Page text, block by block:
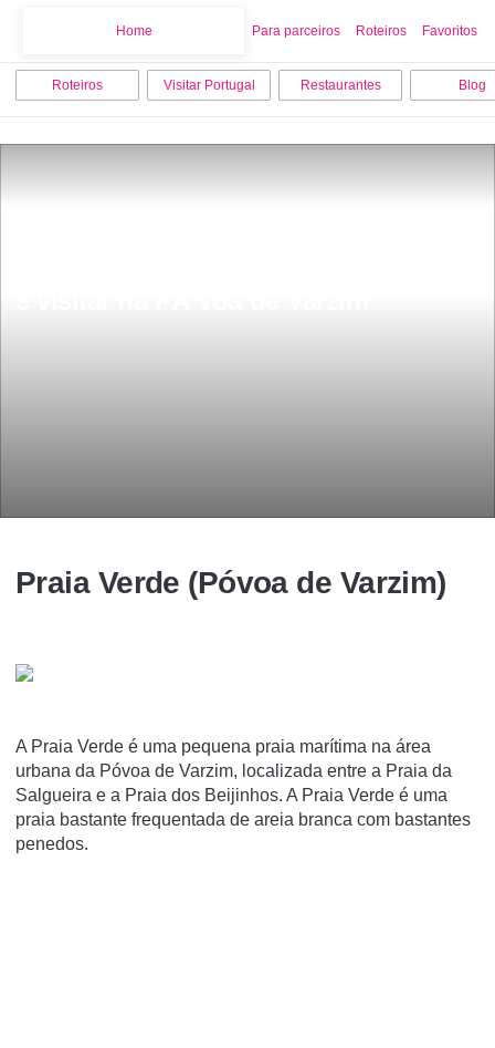
Home Para parceiros Roteiros Favoritos
Roteiros Visitar Portugal Restaurantes Blog
Praia Verde (Póvoa de Varzim)
A Praia Verde é uma pequena praia marí­tima na área
urbana da Póvoa de Varzim, localizada entre a Praia da
Salgueira e a Praia dos Beijinhos. A Praia Verde é uma
praia bastante frequentada de areia branca com bastantes
penedos.